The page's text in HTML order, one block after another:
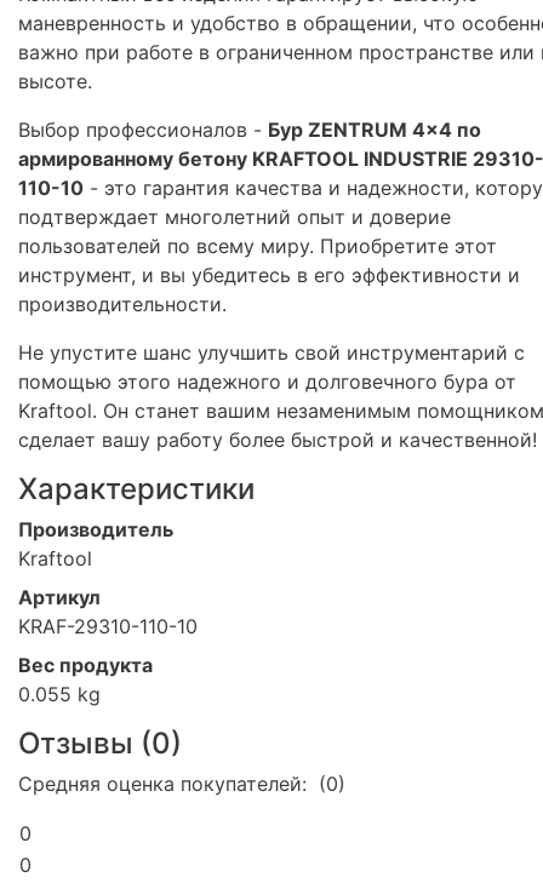
маневренность и удобство в обращении, что
важно при работе в ограниченном пространстве или
высоте.
Выбор профессионалов - Бур ZENTRUM 4x4 по
армированному бетону KRAFTOOL INDUSTRIE 29310-
110-10 - это гарантия качества и надежности,
подтверждает многолетний опыт и доверие
пользователей по всему миру. Приобретите этот
инструмент, и вы убедитесь в его эффективности и
производительности.
Не упустите шанс улучшить свой инструментарий с
помощью этого надежного и долговечного бура от
Kraftool. Он станет вашим незаменимым
сделает вашу работу более быстрой и качественной!
Характеристики
Производитель
Kraftool
Артикул
KRAF-29310-110-10
Вес продукта
0.055 kg
Отзывы (0)
Средняя оценка покупателей: (0)
0
0